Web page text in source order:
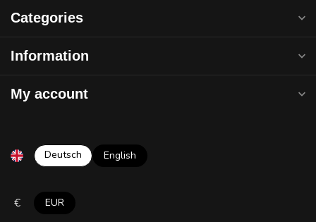
Categories
Information
My account
Deutsch English
€ EUR